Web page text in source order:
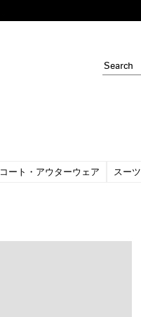
コート・アウターウェア スーツ